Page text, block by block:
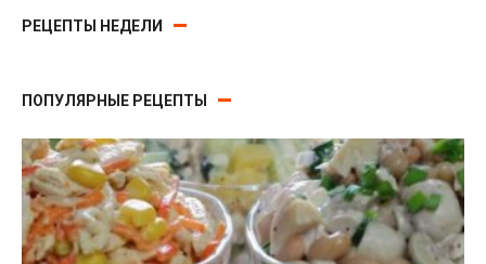
РЕЦЕПТЫ НЕДЕЛИ
ПОПУЛЯРНЫЕ РЕЦЕПТЫ